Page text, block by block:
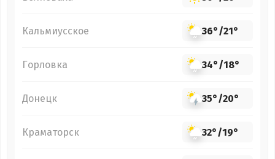
Кальмиусское 36°/21°
Горловка 34°/18°
Донецк 35°/20°
Краматорск 32°/19°